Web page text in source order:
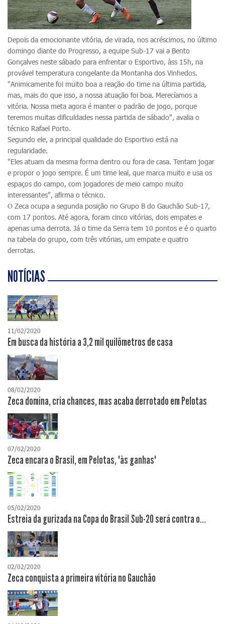
Depois da emocionante vitória, de virada, nos acréscimos, no último
domingo diante do Progresso, a equipe Sub-17 vai a Bento
Gonçalves neste sábado para enfrentar o Esportivo, àss 15h, na
provável temperatura congelante da Montanha dos Vinhedos.
"Animicamente foi muito boa a reação do time na última partida,
mas, mais do que isso, a nossa atuação foi boa. Merecíamos a
vitória. Nossa meta agora é manter o padrão de jogo, porque
teremos muitas dificuldades nessa partida de sábado", avalia o
técnico Rafael Porto.
Segundo ele, a principal qualidade do Esportivo está na
regularidade.
"Eles atuam da mesma forma dentro ou fora de casa. Tentam jogar
e propor o jogo sempre. É um time leal, que marca muito e usa os
espaços do campo, com jogadores de meio campo muito
interessantes", afirma o técnico.
O Zeca ocupa a segunda posição no Grupo B do Gauchão Sub-17,
com 17 pontos. Até agora, foram cinco vitórias, dois empates e
apenas uma derrota. Já o time da Serra tem 10 pontos e é o quarto
na tabela do grupo, com três vitórias, um empate e quatro
derrotas.
NOTÍCIAS
11/02/2020
Em busca da história a 3,2 mil quilômetros de casa
08/02/2020
Zeca domina, cria chances, mas acaba derrotado em Pelotas
07/02/2020
Zeca encara o Brasil, em Pelotas, "às ganhas"
05/02/2020
Estreia da gurizada na Copa do Brasil Sub-20 será contra o...
02/02/2020
Zeca conquista a primeira vitória no Gauchão